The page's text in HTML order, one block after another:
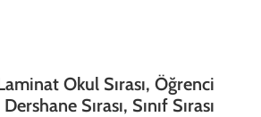
Okul Sırası, Öğrenci
Sırası, Sınıf Sırası